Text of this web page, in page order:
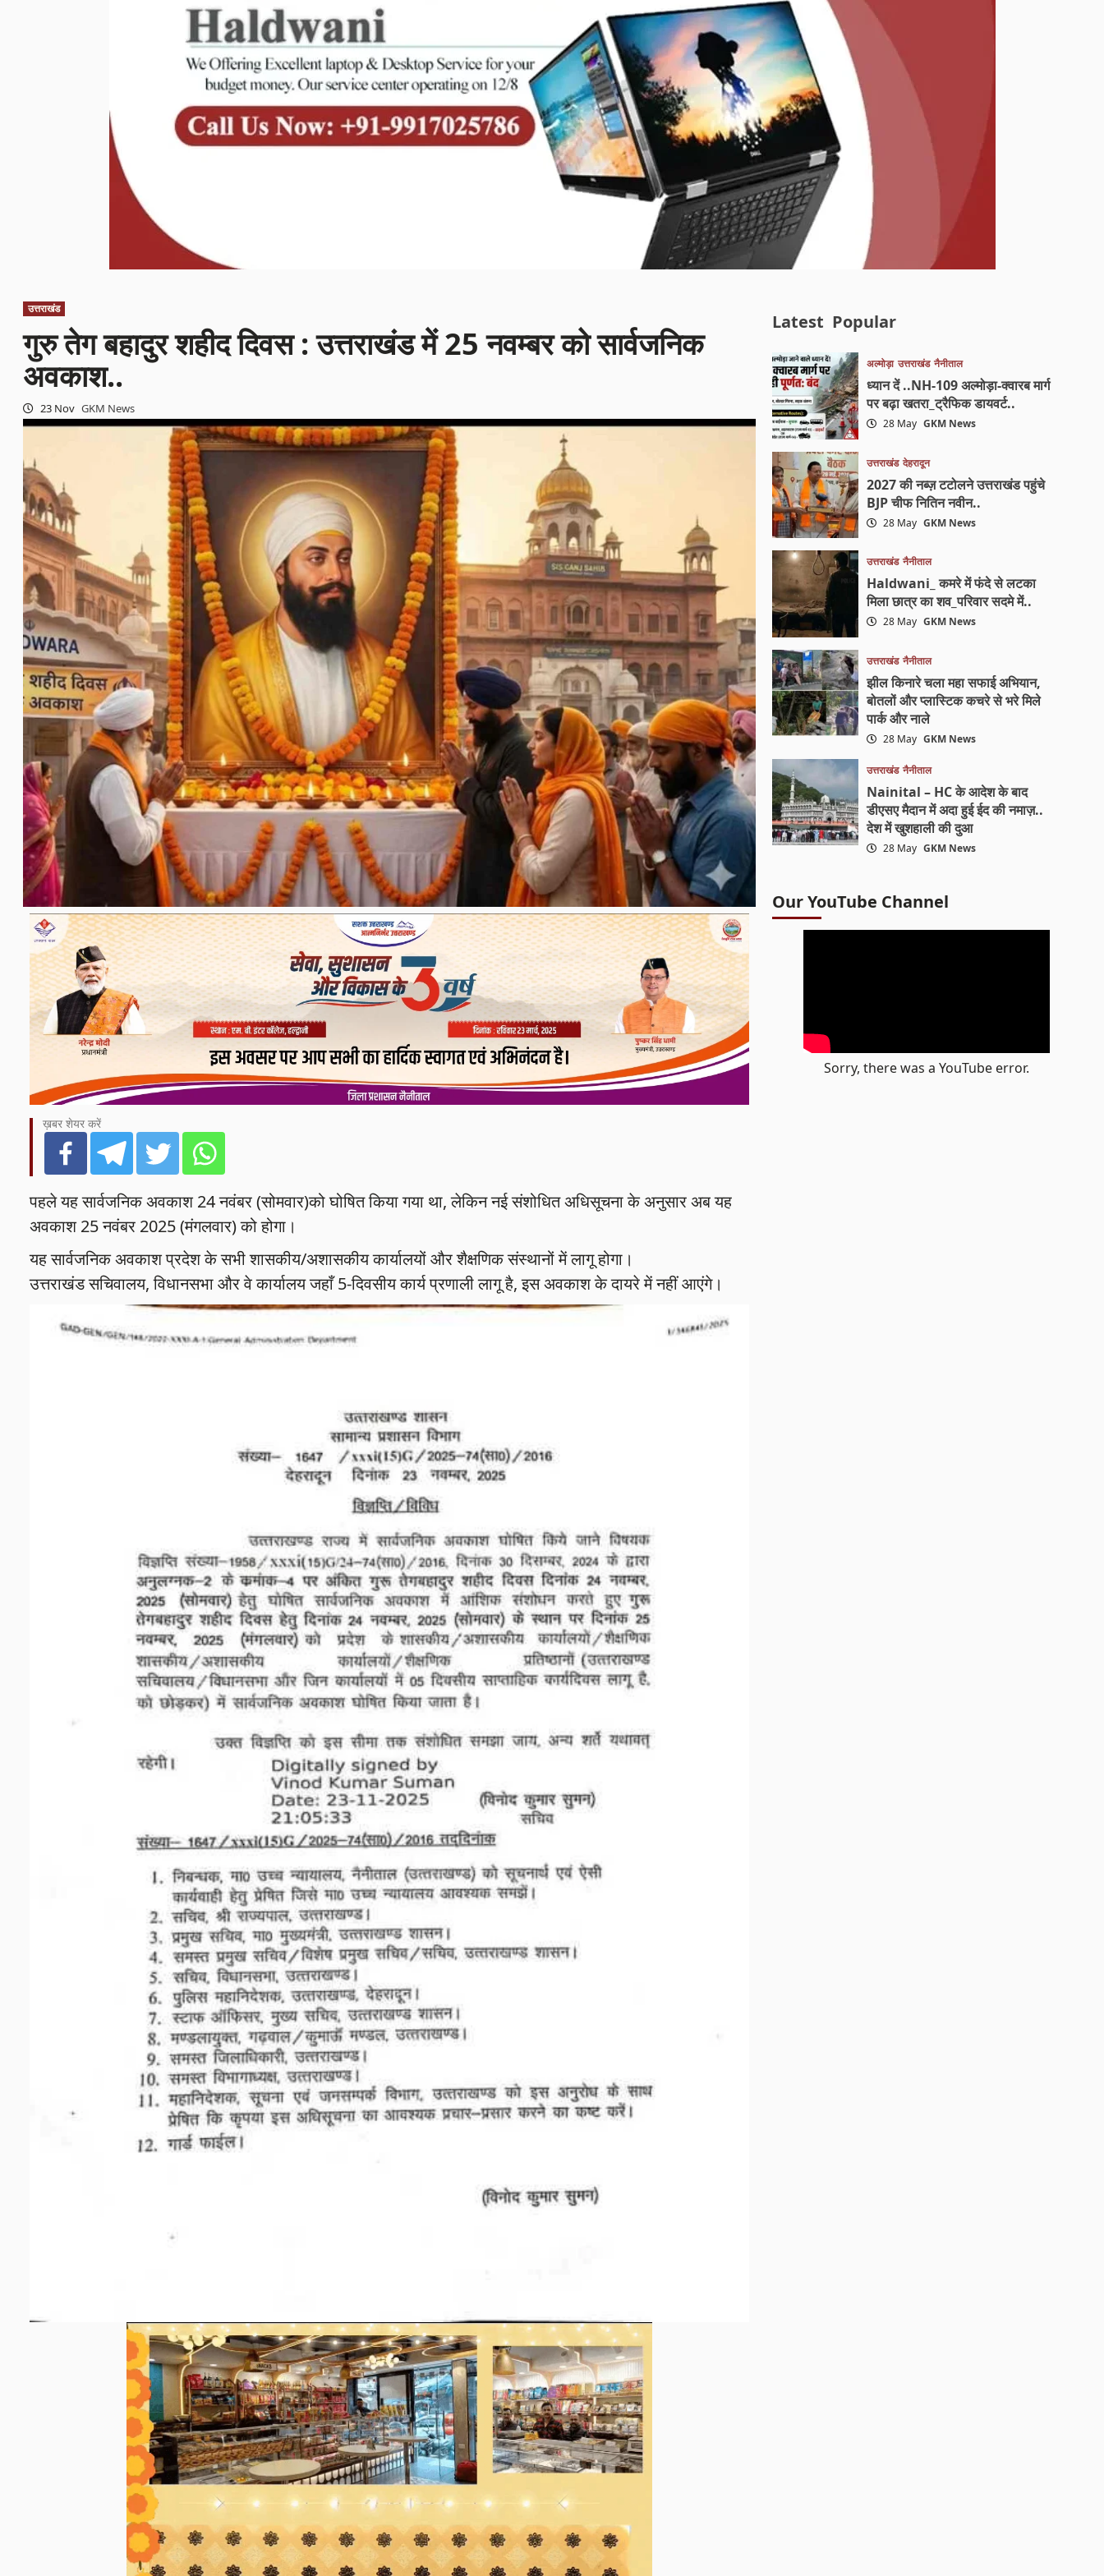
उत्तराखंड
गुरु तेग बहादुर शहीद दिवस : उत्तराखंड में 25 नवम्बर को सार्वजनिक
अवकाश..
23 Nov GKM News
ख़बर शेयर करें
पहले यह सार्वजनिक अवकाश 24 नवंबर (सोमवार)को घोषित किया गया था, लेकिन नई संशोधित अधिसूचना के अनुसार अब यह
अवकाश 25 नवंबर 2025 (मंगलवार) को होगा।
यह सार्वजनिक अवकाश प्रदेश के सभी शासकीय/अशासकीय कार्यालयों और शैक्षणिक संस्थानों में लागू होगा।
उत्तराखंड सचिवालय, विधानसभा और वे कार्यालय जहाँ 5-दिवसीय कार्य प्रणाली लागू है, इस अवकाश के दायरे में नहीं आएंगे।
Latest Popular
अल्मोड़ा उत्तराखंड नैनीताल
ध्यान दें ..NH-109 अल्मोड़ा-क्वारब मार्ग
पर बढ़ा खतरा_ट्रैफिक डायवर्ट..
28 May GKM News
उत्तराखंड देहरादून
2027 की नब्ज़ टटोलने उत्तराखंड पहुंचे
BJP चीफ नितिन नवीन..
28 May GKM News
उत्तराखंड नैनीताल
Haldwani_ कमरे में फंदे से लटका
मिला छात्र का शव_परिवार सदमे में..
28 May GKM News
उत्तराखंड नैनीताल
झील किनारे चला महा सफाई अभियान,
बोतलों और प्लास्टिक कचरे से भरे मिले
पार्क और नाले
28 May GKM News
उत्तराखंड नैनीताल
Nainital – HC के आदेश के बाद
डीएसए मैदान में अदा हुई ईद की नमाज़..
देश में खुशहाली की दुआ
28 May GKM News
Our YouTube Channel
Sorry, there was a YouTube error.